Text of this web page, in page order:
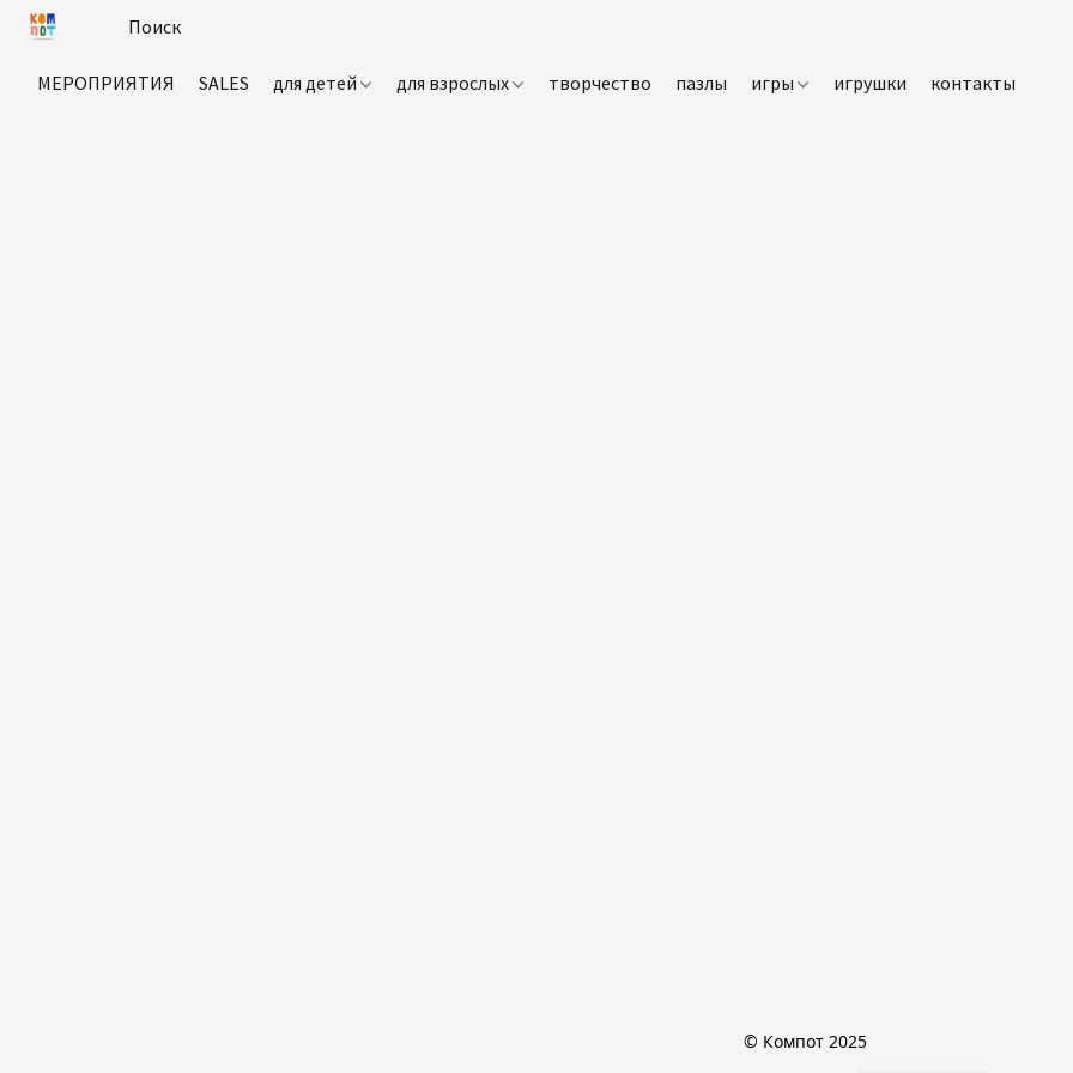
МЕРОПРИЯТИЯ SALES для детей для взрослых творчество пазлы игры игрушки контакты
© Компот 2025